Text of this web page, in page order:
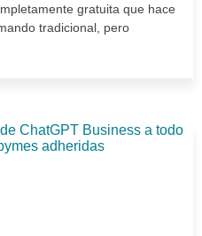
gratuita que hace
tradicional, pero